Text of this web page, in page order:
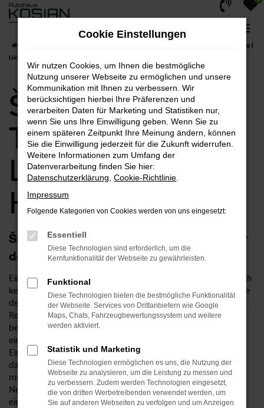
Zum
springen
Škoda Kamiq Tageszulassung |
Lieferservice nach Hagen
Škoda Kamiq
Tageszulassung |
Lieferservice nach
Hagen
Škoda Kamiq Tageszulassung – günstiger
denn je durch Hagen
Eine Škoda Kamiq Tageszulassung ist ein Neuwagen, der doch
keiner ist. Was wie ein Widerspruch klingt, ist tatsächlich eine
der cleversten Möglichkeiten, um in Hagen mobil zu sein. Die
Rede ist von einem bereits konfigurierten und auf Lager
befindlichen Neuwagen, der für einen Tag in Hagen oder an
einem beliebigen Ort zugelassen wurde. Der Grund für die
Eintragung eines Vorbesitzers in die Fahrzeugpapiere ist die
damit einhergehende Möglichkeit der Rabattierung. Hierzu
muss man wissen, dass die Hersteller den Verkauf ihrer
Neuwagen streng reglementieren und Preisuntergrenzen
eingebaut haben. Wer als Autohändler Neuwagen für Hagen
Cookie Einstellungen
Wir nutzen Cookies, um Ihnen die bestmögliche
Nutzung unserer Webseite zu ermöglichen und unsere
Kommunikation mit Ihnen zu verbessern. Wir
berücksichtigen hierbei Ihre Präferenzen und
verarbeiten Daten für Marketing und Statistiken nur,
wenn Sie uns Ihre Einwilligung geben. Wenn Sie zu
einem späteren Zeitpunkt Ihre Meinung ändern, können
Sie die Einwilligung jederzeit für die Zukunft widerrufen.
Weitere Informationen zum Umfang der
Datenverarbeitung finden Sie hier:
Datenschutzerklärung Cookie-Richtlinie
Impressum
Folgende Kategorien von Cookies werden von uns eingesetzt:
Essentiell
Diese Technologien sind erforderlich, um die
Kernfunktionalität der Webseite zu gewährleisten.
Funktional
Diese Technologien bieten die bestmögliche Funktionalität
der Webseite. Services von Drittanbietern wie Google
Maps, Chats, Fahrzeugbewertungssystem und weitere
werden aktiviert.
Statistik und Marketing
Diese Technologien ermöglichen es uns, die Nutzung der
Webseite zu analysieren, um die Leistung zu messen und
zu verbessern. Zudem werden Technologien eingesetzt,
die von dritten Werbetreibenden verwendet werden, um
Sie auf anderen Webseiten zu verfolgen und um Anzeigen